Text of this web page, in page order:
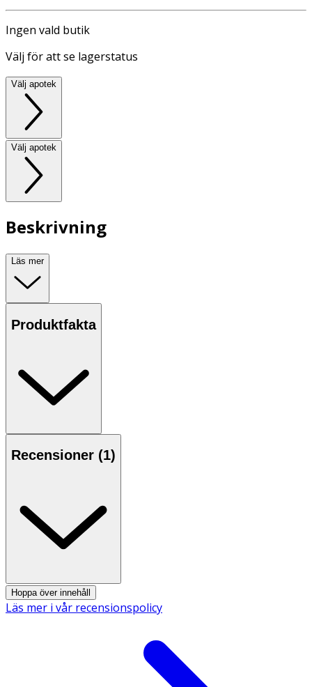
Ingen vald butik
Välj för att se lagerstatus
Välj apotek
Välj apotek
Beskrivning
Läs mer
Produktfakta
Recensioner (1)
Hoppa över innehåll
Läs mer i vår recensionspolicy